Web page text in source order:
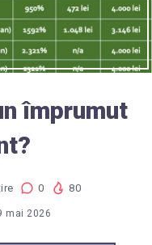
împrumut
0 80
mai 2026